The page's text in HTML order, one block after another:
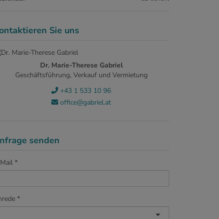
Sie uns
Dr. Marie-Therese Gabriel
Geschäftsführung, Verkauf und Vermietung
+43 1 533 10 96
office@gabriel.at
senden